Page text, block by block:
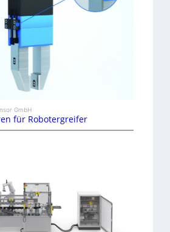
GmbH
für Robotergreifer